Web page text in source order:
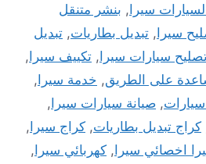
سيرا, بنشر متنقل
سيرا, تبديل بطاريات, تبديل
سيارات سيرا, تكييف سيرا,
على الطريق, خدمة سيرا,
, صيانة سيارات سيرا,
كراج تبديل بطاريات, كراج سيرا,
اخصائي سيرا, كهربائي سيرا,